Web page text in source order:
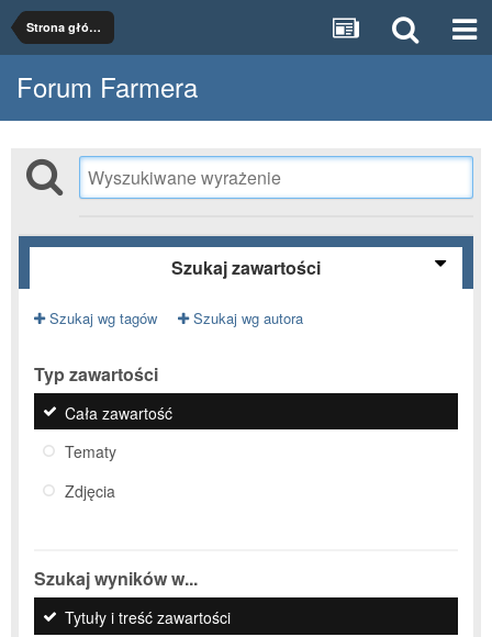
Strona główna
Forum Farmera
Szukaj zawartości
Szukaj wg tagów Szukaj wg autora
Typ zawartości
Cała zawartość
Tematy
Zdjęcia
Szukaj wyników w...
Tytuły i treść zawartości